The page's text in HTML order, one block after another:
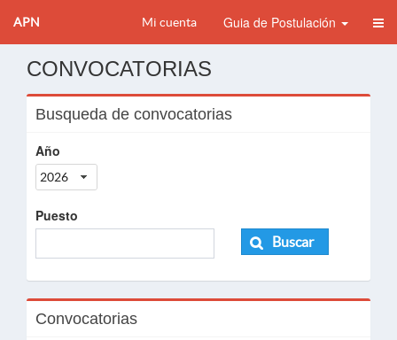
APN Mi cuenta Guia de Postulación
CONVOCATORIAS
Busqueda de convocatorias
Año
2026
Puesto
Buscar
Convocatorias